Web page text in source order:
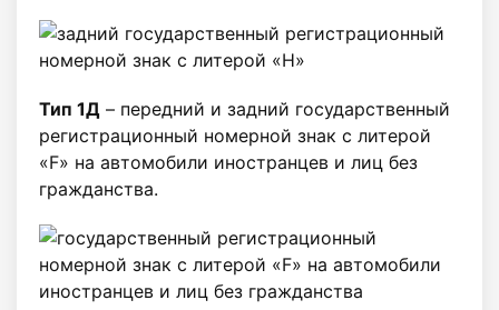
Тип 1Д – передний и задний государственный
регистрационный номерной знак с литерой
«F» на автомобили иностранцев и лиц без
гражданства.